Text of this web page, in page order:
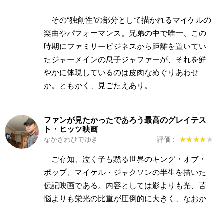
その“独創性”の部分として描かれるマイケルの
楽曲やパフォーマンス。兄弟の中で唯一、この
時期にファミリービジネスから距離を置いてい
たジャーメインの息子ジャファーが、それを鮮
やかに体現しているのは皮肉なめぐりあわせ
か。ともかく、見ごたえあり。
ファンが見たかったであろう最高のグレイテス
ト・ヒッツ映画
なかざわひでゆき 評価： ★★★★★
★★★★★
ご存知、泣く子も黙る世界のキング・オブ・
ポップ、マイケル・ジャクソンの半生を描いた
伝記映画である。内容としては影よりも光、苦
悩よりも栄光の比重が圧倒的に大きく、なおか